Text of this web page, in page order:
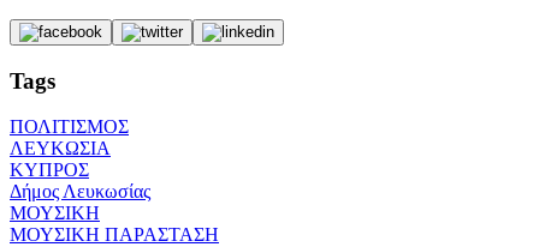
Tags
ΠΟΛΙΤΙΣΜΟΣ
ΛΕΥΚΩΣΙΑ
ΚΥΠΡΟΣ
Δήμος Λευκωσίας
ΜΟΥΣΙΚΗ
ΜΟΥΣΙΚΗ ΠΑΡΑΣΤΑΣΗ